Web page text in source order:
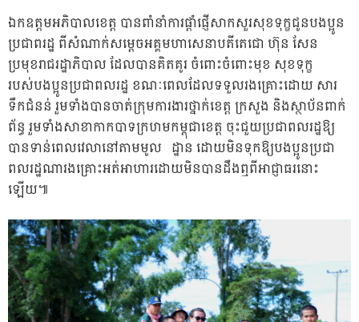
ឯកឧត្តមអភិបាលខេត្ត បានពាំនាំការផ្តាំផ្ញើសាកសួរសុខទុក្ខជូនបងប្អូន
ប្រជាពរដ្ឋ ពីសំណាក់សម្ដេចអគ្គមហាសេនាបតីតេជោ ហ៊ុន សែន
ប្រមុខរាជរដ្ឋាភិបាល ដែលបានគិតគូរ ចំពោះចំពោះមុខ សុខទុក្ខ
របស់បងប្អូនប្រជាពលរដ្ឋ ខណៈ​ពេលដែលទទួលរងគ្រោះដោយ សារ
ទឹកជំនន់ រួមទាំងបានចាត់ក្រុមការងារថ្នាក់ខេត្ត ក្រសួង និងស្ថាប័នពាក់
ព័ន្ធ រួមទាំងសាខាកាកបាទក្រហមកម្ពុជាខេត្ត ចុះជួយប្រជាពលរដ្ឋឱ្យ
បានទាន់ពេលវេលានៅតាមមូល ដ្ឋាន ដោយមិនទុកឱ្យបងប្អូនប្រជា
ពលរដ្ឋណារងគ្រោះអត់អាហារដោយមិនបានដឹងឮពីអាជ្ញាធរនោះ
ឡើយ៕